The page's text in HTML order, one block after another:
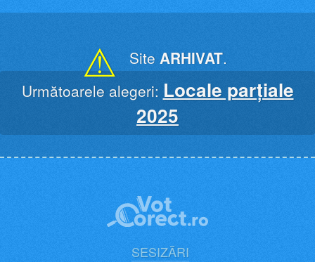
⚠ Site ARHIVAT.
Următoarele alegeri: Locale parțiale
2025
SESIZĂRI